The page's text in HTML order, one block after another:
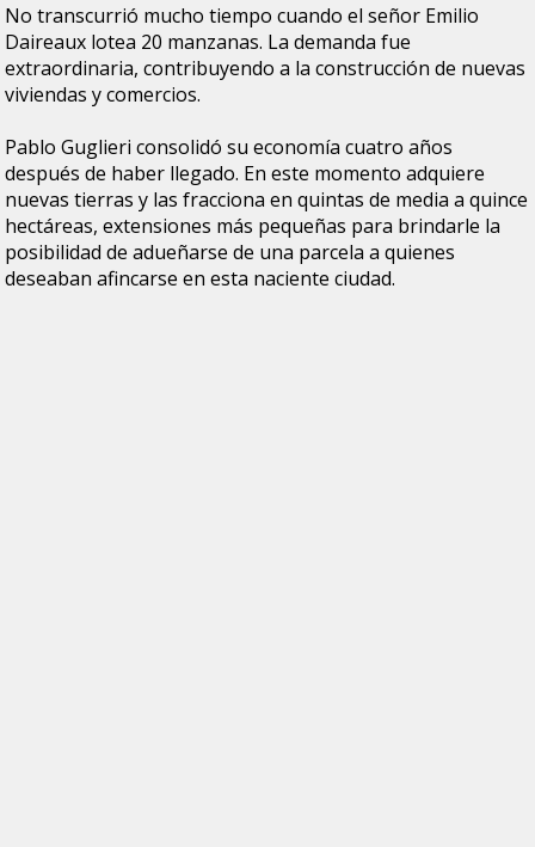
No transcurrió mucho tiempo cuando el señor Emilio
Daireaux lotea 20 manzanas. La demanda fue
extraordinaria, contribuyendo a la construcción de nuevas
viviendas y comercios.
Pablo Guglieri consolidó su economía cuatro años
después de haber llegado. En este momento adquiere
nuevas tierras y las fracciona en quintas de media a quince
hectáreas, extensiones más pequeñas para brindarle la
posibilidad de adueñarse de una parcela a quienes
deseaban afincarse en esta naciente ciudad.